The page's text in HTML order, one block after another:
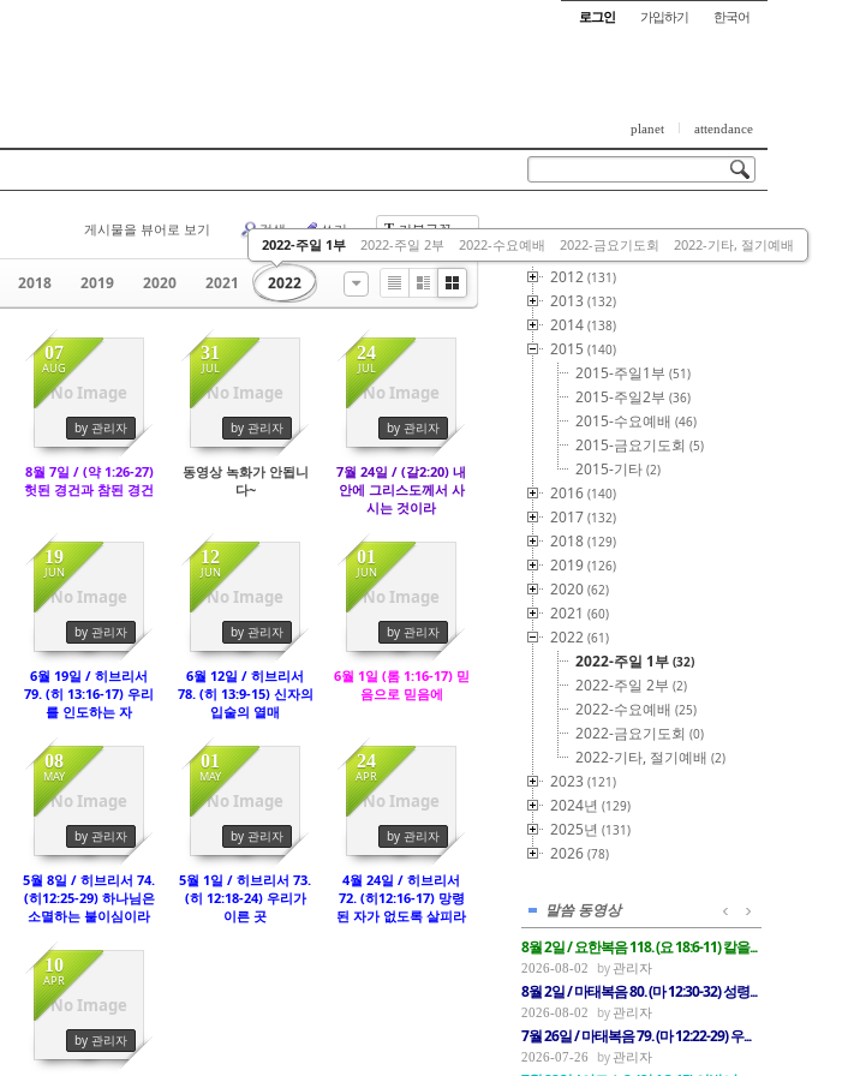
로그인 가입하기 한국어
planet attendance
T 기본글꼴
게시물을 뷰어로 보기 검색 쓰기
2018 2019 2020 2021 2022
2022-주일 1부 2022-주일 2부 2022-수요예배 2022-금요기도회 2022-기타, 절기예배
ListZineGallery
No Image
07
AUG
by 관리자
5709
8월 7일 / (약 1:26-27)
헛된 경건과 참된 경건
No Image
31
JUL
by 관리자
2113
동영상 녹화가 안됩니
다~
No Image
24
JUL
by 관리자
2918
7월 24일 / (갈2:20) 내
안에 그리스도께서 사
시는 것이라
No Image
19
JUN
by 관리자
2495
6월 19일 / 히브리서
79. (히 13:16-17) 우리
를 인도하는 자
No Image
12
JUN
by 관리자
1457
6월 12일 / 히브리서
78. (히 13:9-15) 신자의
입술의 열매
No Image
01
JUN
by 관리자
1190
6월 1일 (롬 1:16-17) 믿
음으로 믿음에
No Image
08
MAY
by 관리자
1360
5월 8일 / 히브리서 74.
(히12:25-29) 하나님은
소멸하는 불이심이라
No Image
01
MAY
by 관리자
2276
5월 1일 / 히브리서 73.
(히 12:18-24) 우리가
이른 곳
No Image
24
APR
by 관리자
2193
4월 24일 / 히브리서
72. (히12:16-17) 망령
된 자가 없도록 살피라
No Image
10
APR
by 관리자
1392
This Category
2012 (131)
2013 (132)
2014 (138)
2015 (140)
2015-주일1부 (51)
2015-주일2부 (36)
2015-수요예배 (46)
2015-금요기도회 (5)
2015-기타 (2)
2016 (140)
2017 (132)
2018 (129)
2019 (126)
2020 (62)
2021 (60)
2022 (61)
2022-주일 1부 (32)
2022-주일 2부 (2)
2022-수요예배 (25)
2022-금요기도회 (0)
2022-기타, 절기예배 (2)
2023 (121)
2024년 (129)
2025년 (131)
2026 (78)
말씀 동영상
8월 2일 / 요한복음 118. (요 18:6-11) 칼을...
2026-08-02 관리자
8월 2일 / 마태복음 80. (마 12:30-32) 성령...
2026-08-02 관리자
7월 26일 / 마태복음 79. (마 12:22-29) 우...
2026-07-26 관리자